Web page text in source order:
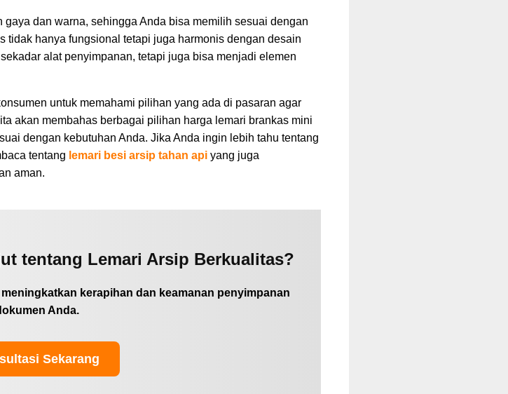
dan warna, sehingga Anda bisa memilih sesuai dengan
tidak hanya fungsional tetapi juga harmonis dengan desain
alat penyimpanan, tetapi juga bisa menjadi elemen
untuk memahami pilihan yang ada di pasaran agar
akan membahas berbagai pilihan harga lemari brankas mini
dengan kebutuhan Anda. Jika Anda ingin lebih tahu tentang
tentang lemari besi arsip tahan api yang juga
aman.
tentang Lemari Arsip Berkualitas?
kerapihan dan keamanan penyimpanan
Anda.
Sekarang